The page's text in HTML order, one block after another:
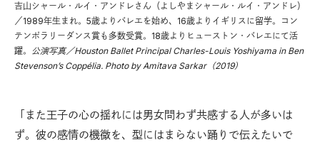
吉山シャール・ルイ・アンドレさん（よしやまシャール・ルイ・アンドレ）
／1989年生まれ。5歳よりバレエを始め、16歳よりイギリスに留学。コン
テンポラリーダンス賞も多数受賞。18歳よりヒューストン・バレエにて活
躍。 公演写真／Houston Ballet Principal Charles-Louis Yoshiyama in Ben
Stevenson’s Coppélia. Photo by Amitava Sarkar（2019）
「また王子の心の揺れには男女問わず共感する人が多いは
ず。彼の感情の機微を、型にはまらない踊りで伝えたいで